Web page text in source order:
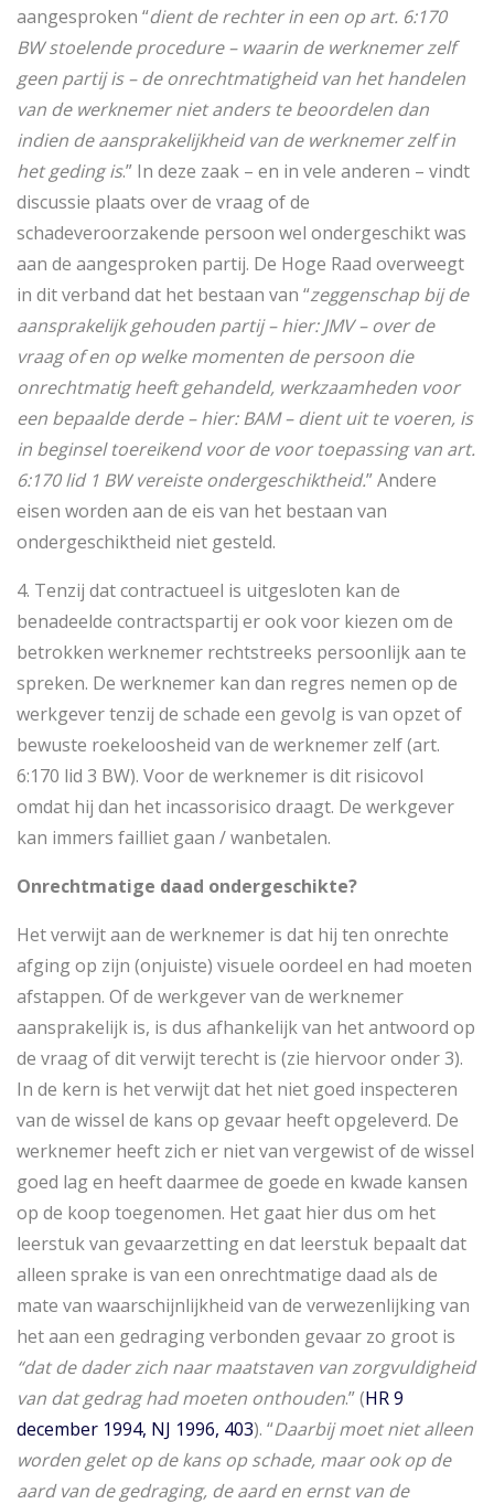
aangesproken “dient de rechter in een op art. 6:170
BW stoelende procedure – waarin de werknemer zelf
geen partij is – de onrechtmatigheid van het handelen
van de werknemer niet anders te beoordelen dan
indien de aansprakelijkheid van de werknemer zelf in
het geding is.” In deze zaak – en in vele anderen – vindt
discussie plaats over de vraag of de
schadeveroorzakende persoon wel ondergeschikt was
aan de aangesproken partij. De Hoge Raad overweegt
in dit verband dat het bestaan van “zeggenschap bij de
aansprakelijk gehouden partij – hier: JMV – over de
vraag of en op welke momenten de persoon die
onrechtmatig heeft gehandeld, werkzaamheden voor
een bepaalde derde – hier: BAM – dient uit te voeren, is
in beginsel toereikend voor de voor toepassing van art.
6:170 lid 1 BW vereiste ondergeschiktheid.” Andere
eisen worden aan de eis van het bestaan van
ondergeschiktheid niet gesteld.
4. Tenzij dat contractueel is uitgesloten kan de
benadeelde contractspartij er ook voor kiezen om de
betrokken werknemer rechtstreeks persoonlijk aan te
spreken. De werknemer kan dan regres nemen op de
werkgever tenzij de schade een gevolg is van opzet of
bewuste roekeloosheid van de werknemer zelf (art.
6:170 lid 3 BW). Voor de werknemer is dit risicovol
omdat hij dan het incassorisico draagt. De werkgever
kan immers failliet gaan / wanbetalen.
Onrechtmatige daad ondergeschikte?
Het verwijt aan de werknemer is dat hij ten onrechte
afging op zijn (onjuiste) visuele oordeel en had moeten
afstappen. Of de werkgever van de werknemer
aansprakelijk is, is dus afhankelijk van het antwoord op
de vraag of dit verwijt terecht is (zie hiervoor onder 3).
In de kern is het verwijt dat het niet goed inspecteren
van de wissel de kans op gevaar heeft opgeleverd. De
werknemer heeft zich er niet van vergewist of de wissel
goed lag en heeft daarmee de goede en kwade kansen
op de koop toegenomen. Het gaat hier dus om het
leerstuk van gevaarzetting en dat leerstuk bepaalt dat
alleen sprake is van een onrechtmatige daad als de
mate van waarschijnlijkheid van de verwezenlijking van
het aan een gedraging verbonden gevaar zo groot is
“dat de dader zich naar maatstaven van zorgvuldigheid
van dat gedrag had moeten onthouden.” (HR 9
december 1994, NJ 1996, 403). “Daarbij moet niet alleen
worden gelet op de kans op schade, maar ook op de
aard van de gedraging, de aard en ernst van de